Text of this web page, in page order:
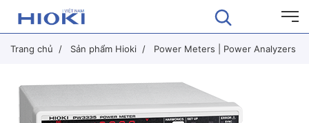
Trang chủ Sản phẩm Hioki Power Meters | Power Analyzers